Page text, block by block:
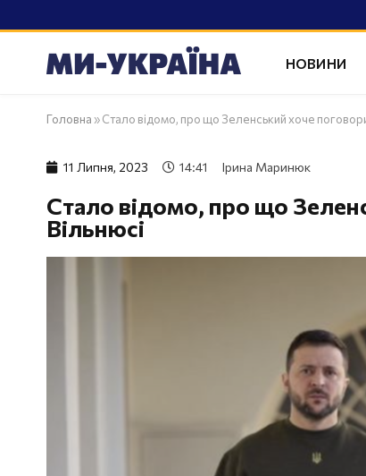
НОВИНИ
Головна »Стало відомо, про що Зеленський хоче
11 Липня, 2023 14:41 Ірина Маринюк
Стало відомо, про що
Вільнюсі